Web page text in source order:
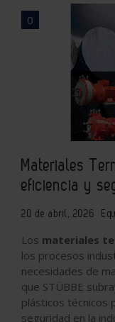
0
Materiales
eficiencia y
20 de abril, 2026
Los materiales
los procesos
necesidades de
que STÜBBE
plásticos técnicos
seguridad en la